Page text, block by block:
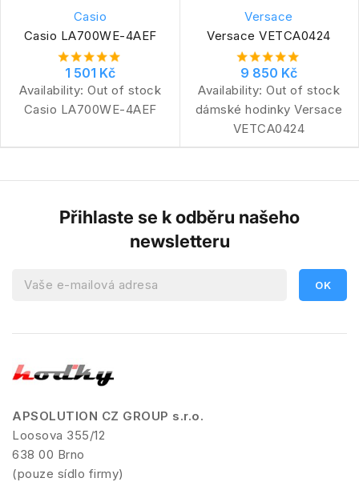
Casio
Casio LA700WE-4AEF
1 501 Kč
Availability: Out of stock
Casio LA700WE-4AEF
Versace
Versace VETCA0424
9 850 Kč
Availability: Out of stock
dámské hodinky Versace
VETCA0424
Přihlaste se k odběru našeho
newsletteru
APSOLUTION CZ GROUP s.r.o.
Loosova 355/12
638 00 Brno
(pouze sídlo firmy)